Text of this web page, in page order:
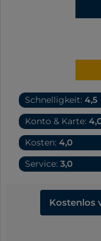
Schnelligkeit: 4,5
Konto & Karte:
Kosten: 4,0
Service: 3,0
Kostenlos